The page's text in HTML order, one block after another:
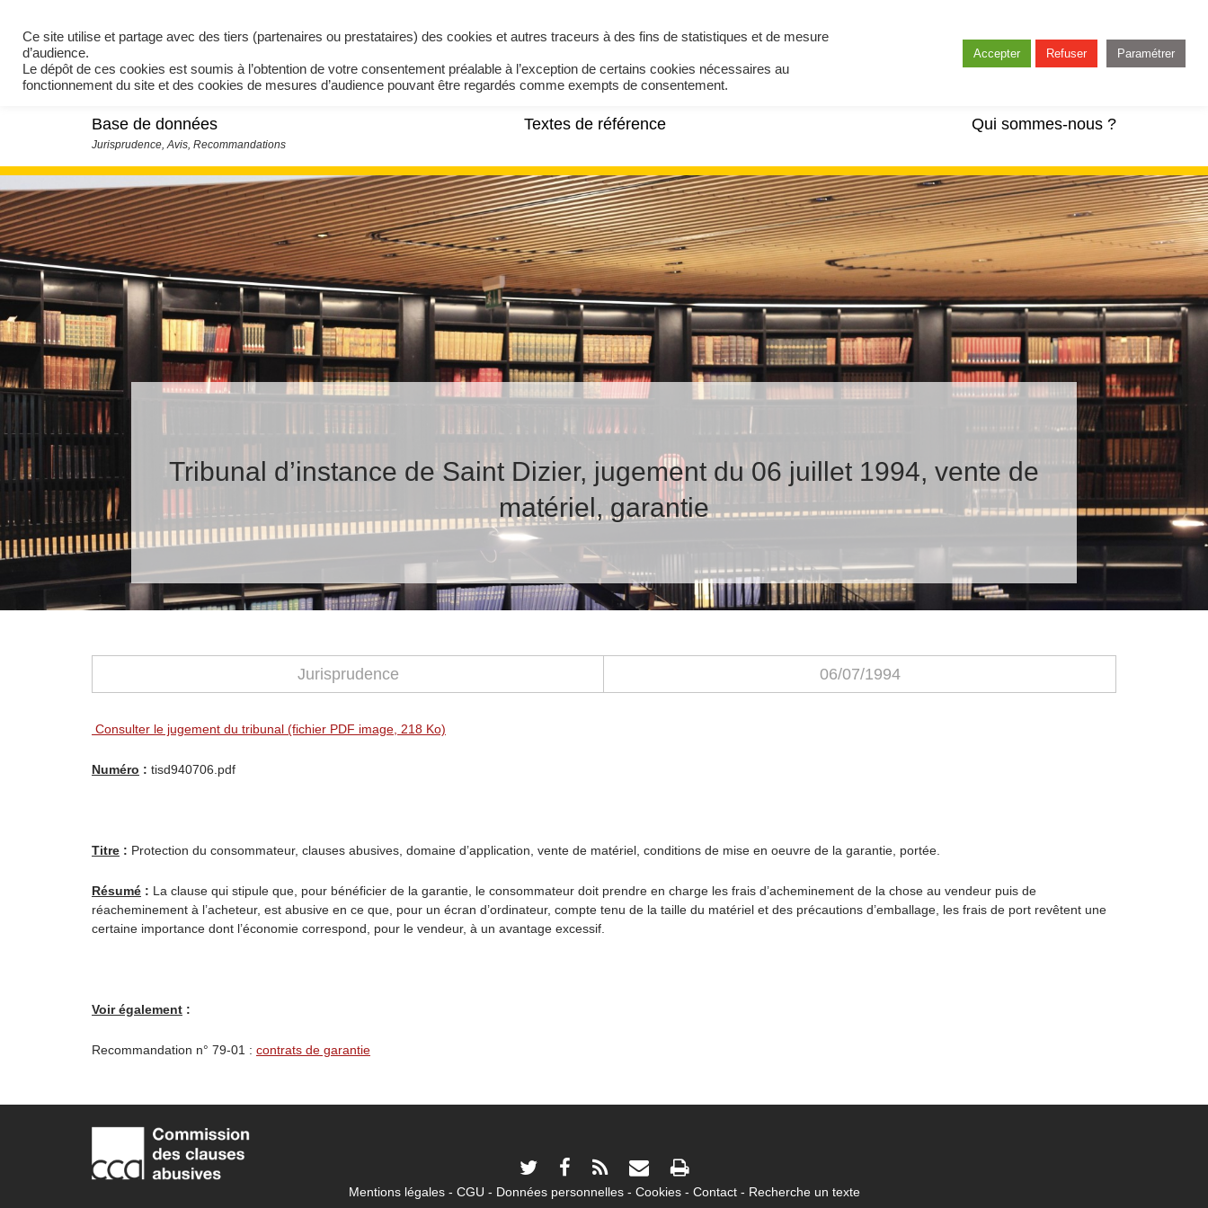
Base de données Textes de référence Qui sommes-nous ?
Tribunal d’instance de Saint Dizier, jugement du 06 juillet 1994, vente de
matériel, garantie
Jurisprudence 06/07/1994
Consulter le jugement du tribunal (fichier PDF image, 218 Ko)
Numéro : tisd940706.pdf
Titre : Protection du consommateur, clauses abusives, domaine d’application, vente de matériel, conditions de mise en oeuvre de la garantie, portée.
Résumé : La clause qui stipule que, pour bénéficier de la garantie, le consommateur doit prendre en charge les frais d’acheminement de la chose au vendeur puis de
réacheminement à l’acheteur, est abusive en ce que, pour un écran d’ordinateur, compte tenu de la taille du matériel et des précautions d’emballage, les frais de port revêtent une
certaine importance dont l’économie correspond, pour le vendeur, à un avantage excessif.
Voir également :
Recommandation n° 79-01 : contrats de garantie
Mentions légales CGU Données personnelles Cookies Contact Recherche un texte
Ce site utilise et partage avec des tiers (partenaires ou prestataires) des cookies et autres traceurs à des fins de statistiques et de mesure
d’audience.
Le dépôt de ces cookies est soumis à l’obtention de votre consentement préalable à l’exception de certains cookies nécessaires au
fonctionnement du site et des cookies de mesures d’audience pouvant être regardés comme exempts de consentement.
Accepter Refuser Paramétrer